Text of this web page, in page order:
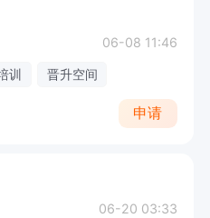
06-08 11:46
训 晋升空间
申请
06-20 03:33